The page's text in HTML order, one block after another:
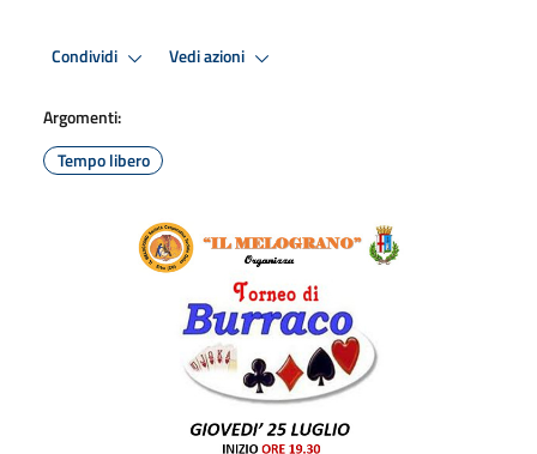
Condividi Vedi azioni
Argomenti:
Tempo libero